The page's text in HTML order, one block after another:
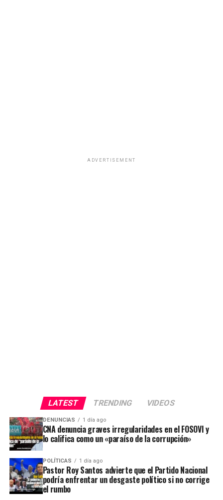
ADVERTISEMENT
LATEST TRENDING VIDEOS
DENUNCIAS 1 día ago
CNA denuncia graves irregularidades en el FOSOVI y
lo califica como un «paraíso de la corrupción»
POLÍTICAS 1 día ago
Pastor Roy Santos advierte que el Partido Nacional
podría enfrentar un desgaste político si no corrige
el rumbo